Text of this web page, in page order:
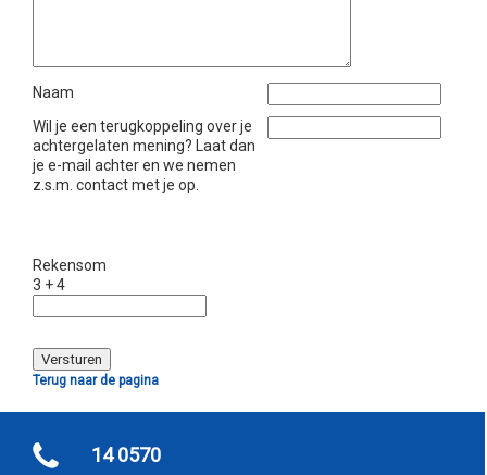
Naam
Wil je een terugkoppeling over je
achtergelaten mening? Laat dan
je e-mail achter en we nemen
z.s.m. contact met je op.
Rekensom
3 + 4
Terug naar de pagina
14 0570